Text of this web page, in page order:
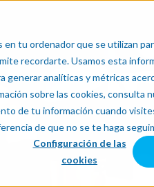
en tu ordenador que se utilizan
recordarte. Usamos esta
generar analíticas y métricas
sobre las cookies, consulta
de tu información cuando
de que no se te haga
Configuración de las
cookies